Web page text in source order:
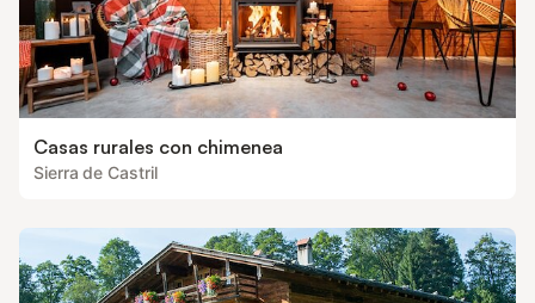
Casas rurales con chimenea
Sierra de Castril